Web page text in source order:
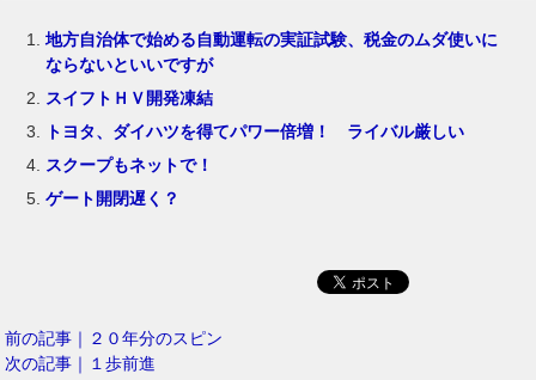
地方自治体で始める自動運転の実証試験、税金のムダ使いに
ならないといいですが
スイフトＨＶ開発凍結
トヨタ、ダイハツを得てパワー倍増！ ライバル厳しい
スクープもネットで！
ゲート開閉遅く？
前の記事｜２０年分のスピン
次の記事｜１歩前進